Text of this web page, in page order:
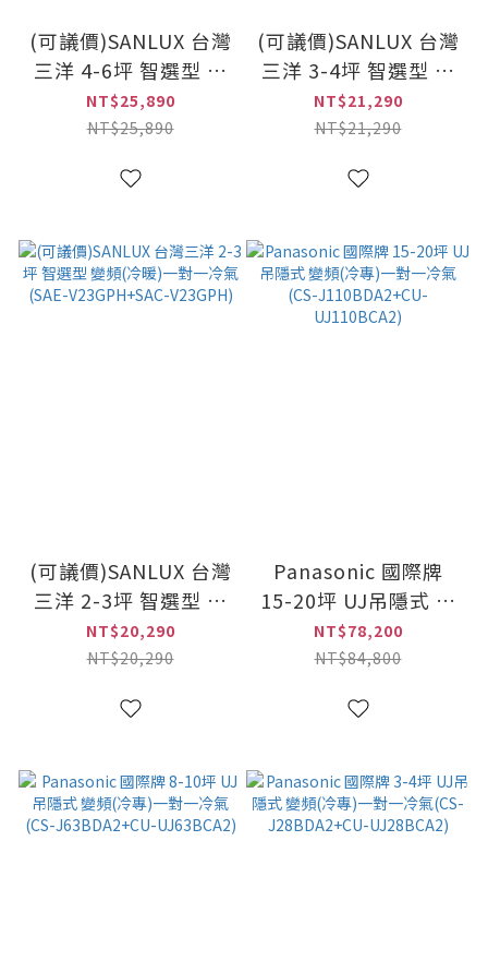
(可議價)SANLUX 台灣
三洋 4-6坪 智選型 變
頻(冷暖)一對一冷氣
(SAE-V36GPH+SAC-
NT$25,890
NT$25,890
(可議價)SANLUX 台灣
三洋 3-4坪 智選型 變
頻(冷暖)一對一冷氣
(SAE-V28GPH+SAC-
NT$21,290
NT$21,290
(可議價)SANLUX 台灣
三洋 2-3坪 智選型 變
頻(冷暖)一對一冷氣
(SAE-V23GPH+SAC-
NT$20,290
NT$20,290
Panasonic 國際牌
15-20坪 UJ吊隱式 變
頻(冷專)一對一冷氣
(CS-J110BDA2+CU-
NT$78,200
NT$84,800